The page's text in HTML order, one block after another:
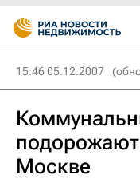
15:46 05.12.2007
подорожают
Москве